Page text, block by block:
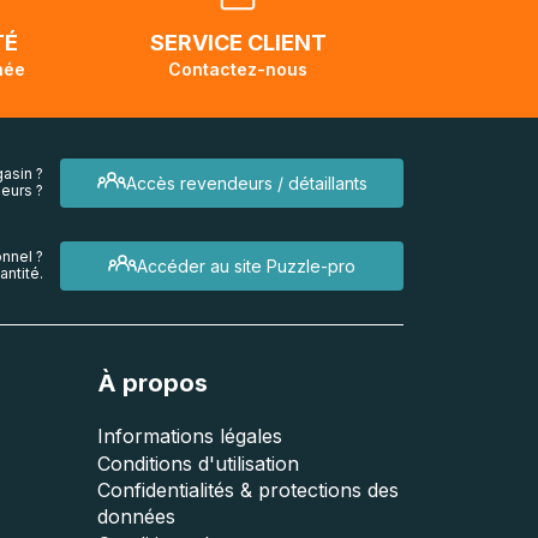
SERVICE CLIENT
Contactez-nous
Accès revendeurs / détaillants
?
?
Accéder au site Puzzle-pro
?
À propos
Informations légales
Conditions d'utilisation
Confidentialités & protections des
données